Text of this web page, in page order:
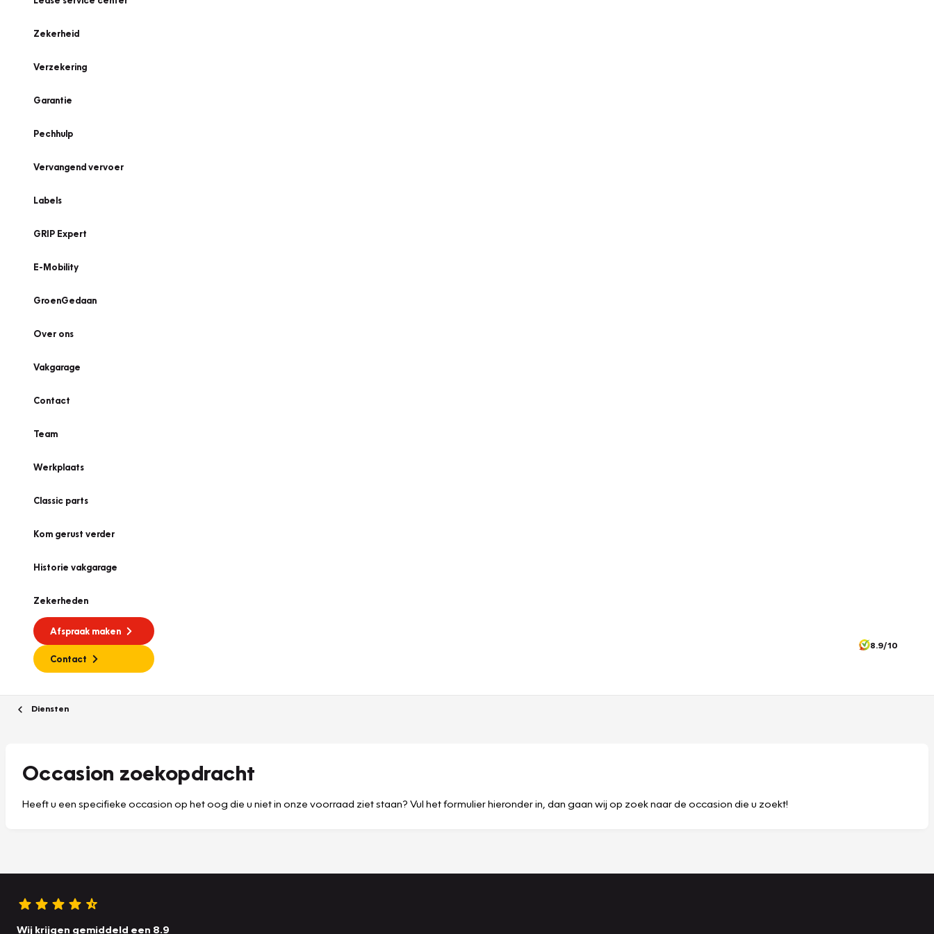
Zekerheid
Verzekering
Garantie
Pechhulp
Vervangend vervoer
Labels
GRIP Expert
E-Mobility
GroenGedaan
Over ons
Vakgarage
Contact
Team
Werkplaats
Classic parts
Kom gerust verder
Historie vakgarage
Zekerheden
Afspraak maken
Contact
8.9/10
Diensten
Occasion zoekopdracht
Heeft u een specifieke occasion op het oog die u niet in onze voorraad ziet staan? Vul het formulier hieronder in, dan gaan wij op zoek naar de occasion die u zoekt!
Wij krijgen gemiddeld een 8.9